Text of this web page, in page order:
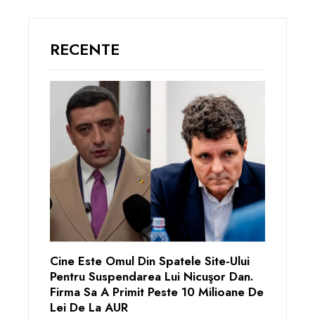
RECENTE
Cine Este Omul Din Spatele Site-Ului
Pentru Suspendarea Lui Nicuşor Dan.
Firma Sa A Primit Peste 10 Milioane De
Lei De La AUR